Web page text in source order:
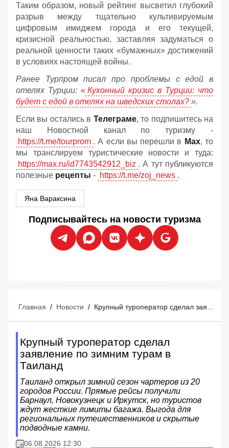
Таким образом, новый рейтинг высветил глубокий
разрыв между тщательно культивируемым
цифровым имиджем города и его текущей,
кризисной реальностью, заставляя задуматься о
реальной ценности таких «бумажных» достижений
в условиях настоящей войны.
Ранее Турпром писал про проблемы с едой в
отелях Турции: « Кухонный кризис в Турции: что
будет с едой в отелях на шведских столах? ».
Если вы остались в Телеграме, то подпишитесь на
наш Новостной канал по туризму -
https://t.me/tourprom . А если вы перешли в Мах, то
мы транслируем туристические новости и туда:
https://max.ru/id7743542912_biz . А тут публикуются
полезные рецепты - https://t.me/zoj_news .
Яна Вараксина
Подписывайтесь на новости туризма
Главная / Новости /
Крупный туроператор сделал
заявление по зимним турам в
Таиланд
Таиланд открыл зимний сезон чартеров из 20
городов России. Прямые рейсы получили
Барнаул, Новокузнецк и Иркутск, но туристов
ждут жесткие лимиты багажа. Выгода для
региональных путешественников и скрытые
подводные камни.
06.08.2026 12:30